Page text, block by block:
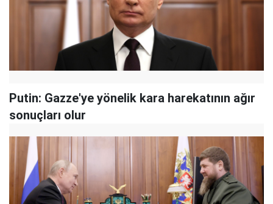
Putin: Gazze'ye yönelik kara harekatının ağır
sonuçları olur